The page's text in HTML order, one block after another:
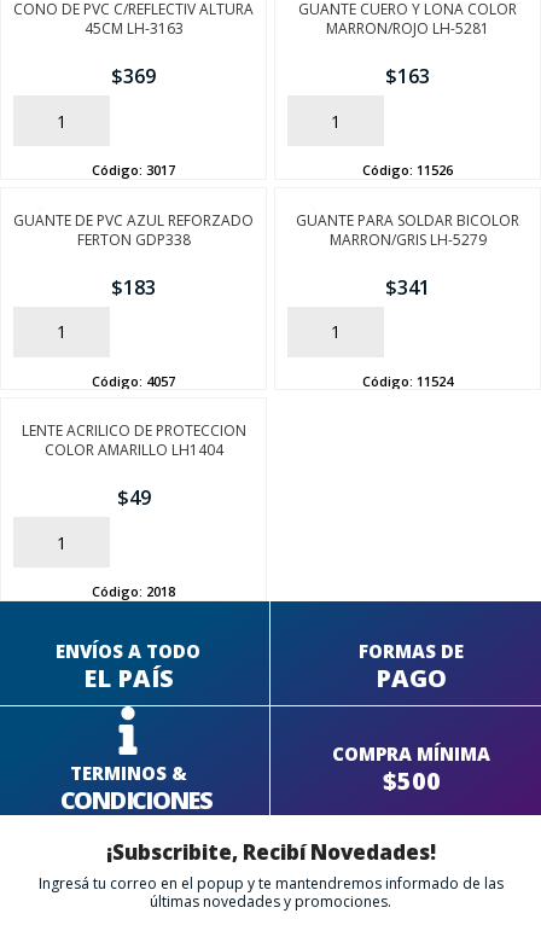
CONO DE PVC C/REFLECTIV ALTURA
45CM LH-3163
$369
AÑADIR
Código: 3017
GUANTE CUERO Y LONA COLOR
MARRON/ROJO LH-5281
$163
AÑADIR
Código: 11526
GUANTE DE PVC AZUL REFORZADO
FERTON GDP338
$183
AÑADIR
Código: 4057
GUANTE PARA SOLDAR BICOLOR
MARRON/GRIS LH-5279
$341
AÑADIR
Código: 11524
LENTE ACRILICO DE PROTECCION
COLOR AMARILLO LH1404
$49
AÑADIR
Código: 2018
ENVÍOS A TODO
EL PAÍS
FORMAS DE
PAGO
TERMINOS &
CONDICIONES
COMPRA MÍNIMA
$500
¡Subscribite, Recibí Novedades!
Ingresá tu correo en el popup y te mantendremos informado de las
últimas novedades y promociones.